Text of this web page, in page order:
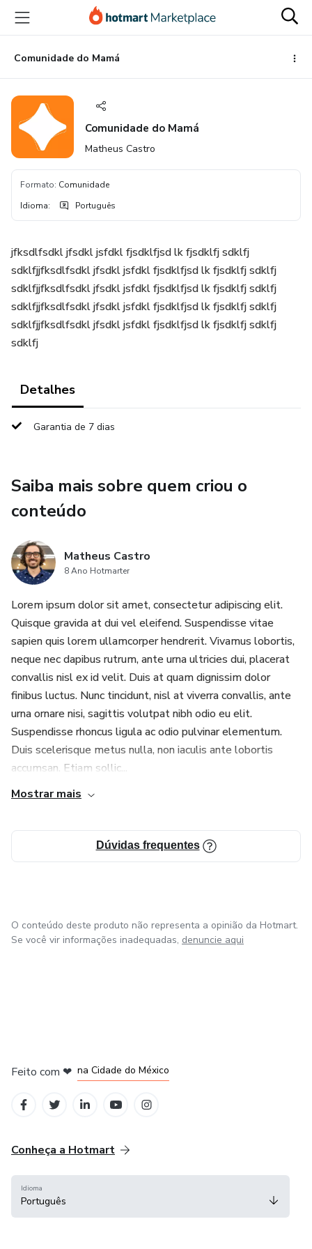
para
conteúdo
principal
para
pagamento
para
rodapé
Comunidade do Mamá
Comunidade do Mamá
Matheus Castro
Formato: Comunidade
Idioma: Português
jfksdlfsdkl jfsdkl jsfdkl fjsdklfjsd lk fjsdklfj sdklfj
sdklfjjfksdlfsdkl jfsdkl jsfdkl fjsdklfjsd lk fjsdklfj sdklfj
sdklfjjfksdlfsdkl jfsdkl jsfdkl fjsdklfjsd lk fjsdklfj sdklfj
sdklfjjfksdlfsdkl jfsdkl jsfdkl fjsdklfjsd lk fjsdklfj sdklfj
sdklfjjfksdlfsdkl jfsdkl jsfdkl fjsdklfjsd lk fjsdklfj sdklfj
sdklfj
Detalhes
Garantia de 7 dias
Saiba mais sobre quem criou o
conteúdo
Matheus Castro
8 Ano Hotmarter
Lorem ipsum dolor sit amet, consectetur adipiscing elit.
Quisque gravida at dui vel eleifend. Suspendisse vitae
sapien quis lorem ullamcorper hendrerit. Vivamus lobortis,
neque nec dapibus rutrum, ante urna ultricies dui, placerat
convallis nisl ex id velit. Duis at quam dignissim dolor
finibus luctus. Nunc tincidunt, nisl at viverra convallis, ante
urna ornare nisi, sagittis volutpat nibh odio eu elit.
Suspendisse rhoncus ligula ac odio pulvinar elementum.
Duis scelerisque metus nulla, non iaculis ante lobortis
accumsan. Etiam sollic...
Mostrar mais
Dúvidas frequentes
O conteúdo deste produto não representa a opinião da Hotmart.
Se você vir informações inadequadas, denuncie aqui
Feito com ❤ na Cidade do México
Conheça a Hotmart
Idioma
Português